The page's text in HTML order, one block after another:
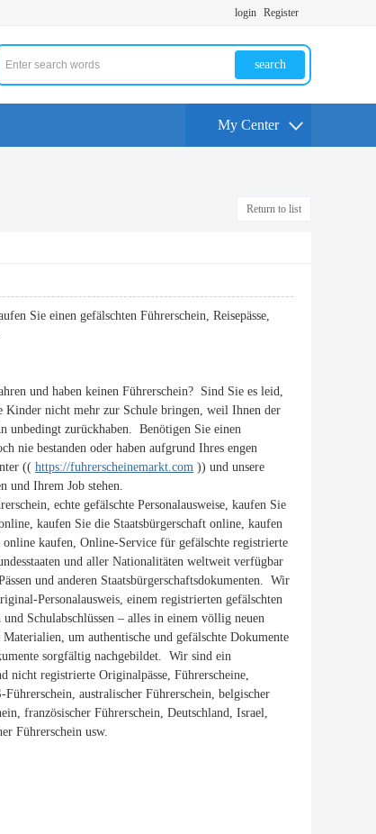
login Register
search
My Center
Return to list
Sie einen gefälschten Führerschein, Reisepässe,
und haben keinen Führerschein? Sind Sie es leid,
Kinder nicht mehr zur Schule bringen, weil Ihnen der
unbedingt zurückhaben. Benötigen Sie einen
nie bestanden oder haben aufgrund Ihres engen
(( https://fuhrerscheinemarkt.com )) und unsere
und Ihrem Job stehen.
echte gefälschte Personalausweise, kaufen Sie
kaufen Sie die Staatsbürgerschaft online, kaufen
kaufen, Online-Service für gefälschte registrierte
und aller Nationalitäten weltweit verfügbar
und anderen Staatsbürgerschaftsdokumenten. Wir
Personalausweis, einem registrierten gefälschten
Schulabschlüssen – alles in einem völlig neuen
um authentische und gefälschte Dokumente
sorgfältig nachgebildet. Wir sind ein
registrierte Originalpässe, Führerscheine,
australischer Führerschein, belgischer
französischer Führerschein, Deutschland, Israel,
Führerschein usw.